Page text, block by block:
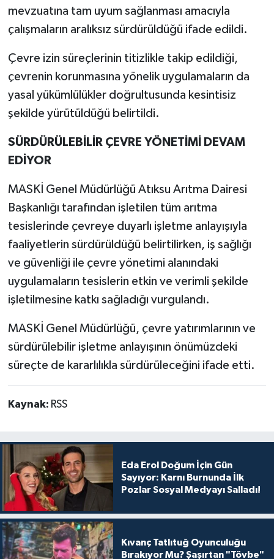
mevzuatına tam uyum sağlanması amacıyla
çalışmaların aralıksız sürdürüldüğü ifade edildi.
Çevre izin süreçlerinin titizlikle takip edildiği,
çevrenin korunmasına yönelik uygulamaların da
yasal yükümlülükler doğrultusunda kesintisiz
şekilde yürütüldüğü belirtildi.
SÜRDÜRÜLEBİLİR ÇEVRE YÖNETİMİ DEVAM
EDİYOR
MASKİ Genel Müdürlüğü Atıksu Arıtma Dairesi
Başkanlığı tarafından işletilen tüm arıtma
tesislerinde çevreye duyarlı işletme anlayışıyla
faaliyetlerin sürdürüldüğü belirtilirken, iş sağlığı
ve güvenliği ile çevre yönetimi alanındaki
uygulamaların tesislerin etkin ve verimli şekilde
işletilmesine katkı sağladığı vurgulandı.
MASKİ Genel Müdürlüğü, çevre yatırımlarının ve
sürdürülebilir işletme anlayışının önümüzdeki
süreçte de kararlılıkla sürdürüleceğini ifade etti.
Kaynak: RSS
Eda Erol Doğum İçin Gün
Sayıyor: Karnı Burnunda İlk
Pozlar Sosyal Medyayı Salladı!
Kıvanç Tatlıtuğ Oyunculuğu
Bırakıyor Mu? Şaşırtan "Tövbe"